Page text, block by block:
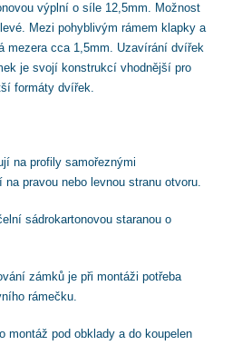
výplní o síle 12,5mm. Možnost
Mezi pohyblivým rámem klapky a
mezera cca 1,5mm. Uzavírání dvířek
je svojí konstrukcí vhodnější pro
formáty dvířek.
na profily samořeznými
pravou nebo levnou stranu otvoru.
sádrokartonovou staranou o
zámků je při montáži potřeba
rámečku.
montáž pod obklady a do koupelen